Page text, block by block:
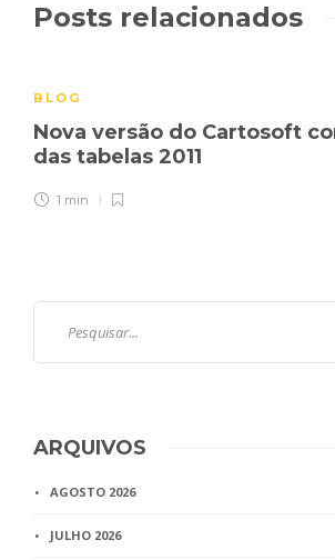
Posts relacionados
BLOG
Nova versão do Cartosoft
das tabelas 2011
1 min
ARQUIVOS
AGOSTO 2026
JULHO 2026